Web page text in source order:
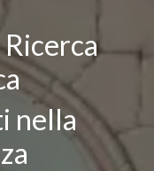
nella